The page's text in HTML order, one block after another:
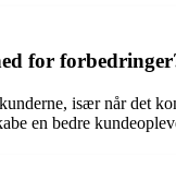
for
især når det
en bedre